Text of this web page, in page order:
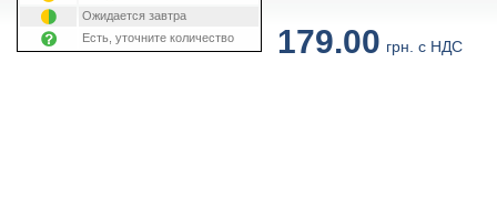
Ожидается завтра
Есть, уточните количество
179.00 грн. с НДС